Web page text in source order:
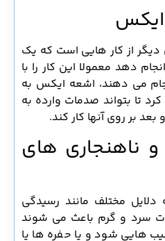
از کار هایی است که یک
دهد معمولا این کار را با
دهند، اشعه ایکس به
بتواند صدمات وارده به
بر روی آنها کار کند.
ناهنجاری های
مختلف مانند رسیدگی
سرد و گرم باعث می شوند
شود و یا حفره ها یا